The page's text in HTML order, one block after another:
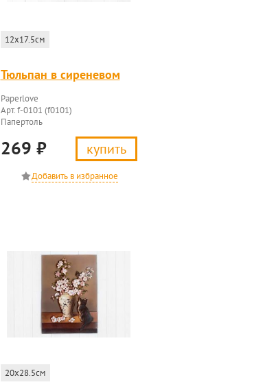
12x17.5см
Тюльпан в сиреневом
Paperlove
Арт. f-0101 (f0101)
Папертоль
269 ₽ купить
20x28.5см